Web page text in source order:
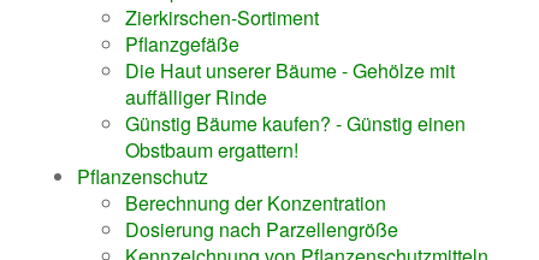
Zierkirschen-Sortiment
Pflanzgefäße
Die Haut unserer Bäume - Gehölze mit
auffälliger Rinde
Günstig Bäume kaufen? - Günstig einen
Obstbaum ergattern!
Pflanzenschutz
Berechnung der Konzentration
Dosierung nach Parzellengröße